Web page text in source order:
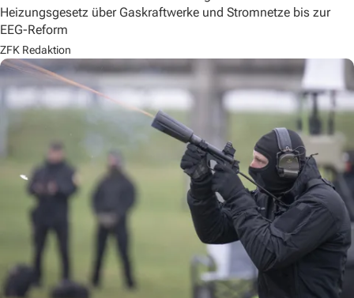
Heizungsgesetz über Gaskraftwerke und Stromnetze bis zur
EEG-Reform
ZFK Redaktion